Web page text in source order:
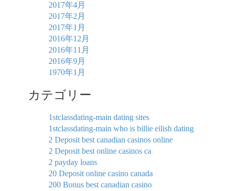
2017年4月
2017年2月
2017年1月
2016年12月
2016年11月
2016年9月
1970年1月
カテゴリー
1stclassdating-main dating sites
1stclassdating-main who is billie eilish dating
2 Deposit best canadian casinos online
2 Deposit best online casinos ca
2 payday loans
20 Deposit online casino canada
200 Bonus best canadian casino